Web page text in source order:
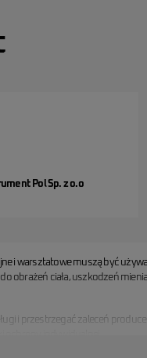
Pol Sp. z o.o
i warsztatowe muszą być
obrażeń ciała, uszkodzeń
i przestrzegać zaleceń